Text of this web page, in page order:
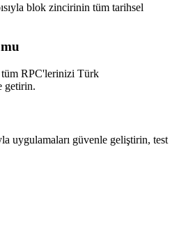
blok zincirinin tüm tarihsel
tüm RPC'lerinizi Türk
getirin.
uygulamaları güvenle geliştirin, test